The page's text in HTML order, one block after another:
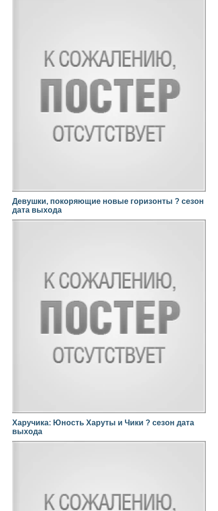
Девушки, покоряющие новые горизонты ? сезон
дата выхода
Харучика: Юность Харуты и Чики ? сезон дата
выхода